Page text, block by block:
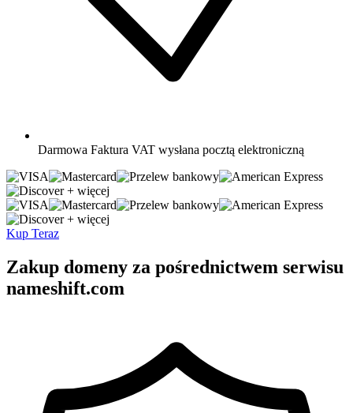
Darmowa Faktura VAT wysłana pocztą elektroniczną
+ więcej
+ więcej
Kup Teraz
Zakup domeny za pośrednictwem serwisu
nameshift.com